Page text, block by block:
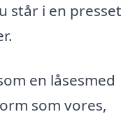
står i en presset
en låsesmed
som vores,